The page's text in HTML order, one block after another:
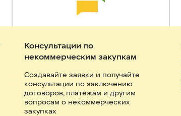
Консультации по
некоммерческим закупкам
Создавайте заявки и получайте
консультации по заключению
договоров, платежам и другим
вопросам о некоммерческих
закупках